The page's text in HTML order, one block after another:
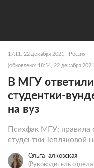
17:11, 22 декабря 2021 Россия
(обновлено: 18:54, 22 декабря
В МГУ
студентки-
на вуз
Психфак МГУ: правила
студентки Тепляковой
Ольга Галковская
(Руководитель отдела